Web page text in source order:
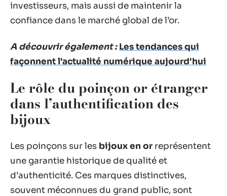
investisseurs, mais aussi de maintenir la
confiance dans le marché global de l’or.
A découvrir également : Les tendances qui
façonnent l'actualité numérique aujourd'hui
Le rôle du poinçon or étranger
dans l’authentification des
bijoux
Les poinçons sur les bijoux en or représentent
une garantie historique de qualité et
d’authenticité. Ces marques distinctives,
souvent méconnues du grand public, sont